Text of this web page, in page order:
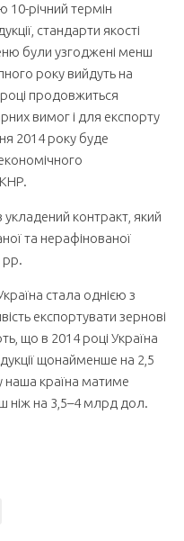
річний термін
стандарти якості
були узгоджені менш
року вийдуть на
продовжиться
вимог і для експорту
2014 року буде
укладений контракт, який
та нерафінованої
рр.
стала однією з
експортувати зернові
що в 2014 році Україна
щонайменше на 2,5
країна матиме
ніж на 3,5–4 млрд дол.